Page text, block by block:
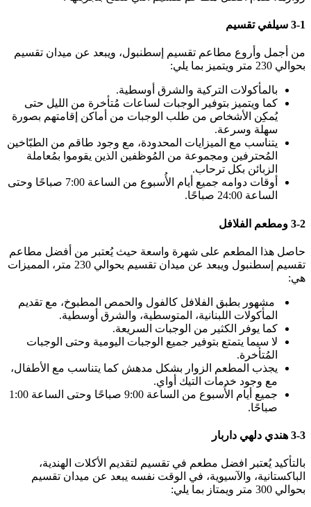
3-1 سيلفي تقسيم
من أجمل وأروع مطاعم تقسيم إسطنبول، ويبعد عن ميدان تقسيم
بحوالي 230 متر ويتميز بما يلي:
بالمأكولات التركية والشرق أوسطية.
كما ويتميز بتوفير الوجبات لساعات مُتأخرة من الليل حتى
يُمكِن الأشخاص من طلب الوجبات من أماكن إقامتهم بصورة
سهلة وسرعة.
يتناسب مع الميزايات المحدودة، مع وجود طاقم من الطبّاخين
المُحترفين ومجموعة من المُوظفين الذين يقوموا بمُعاملة
الزبائن بكل ترحاب.
أوقات دوامه جميع أيام الأُسبوع من الساعة 7:00 صباحًا وحتى
الساعة 24:00 صباحًا.
3-2 ومطعم الفلافل
حاصل هذا المطعم على شهرة واسعة حيث يُعتبر من أفضل مطاعم
تقسيم إسطنبول ويبعد عن ميدان تقسيم بحوالي 230 متر، المميزات
هي:
مشهور بطبق الفلافل كالفول والحمص المطبوخ، مع تقديم
المأكولات اللبنانية، المتوسطية، والشرق أوسطية.
كما يوفر الكثير من الوجبات السريعة.
لا سيما يتمتع بتوفير جميع الوجبات اليومية وحتى الوجبات
المُتأخرة.
يجذب المطعم الزوار بشكل مدهش كما يتناسب مع الأطفال،
مع وجود خدمات التيك أواي.
جميع أيام الأُسبوع من الساعة 9:00 صباحًا وحتى الساعة 1:00
صباحًا.
3-3 هندي دلهي داربار
بالتأكيد يُعتبر افضل مطعم في تقسيم لتقديم الأكلات الهندية،
الباكستانية، والآسيوية، في الوقت نفسه يبعد عن ميدان تقسيم
بحوالي 300 متر ويمتاز بما يلي: